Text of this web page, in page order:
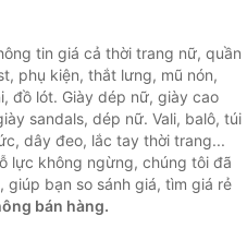
tin giá cả thời trang nữ, quần
phụ kiện, thắt lưng, mũ nón,
đồ lót. Giày dép nữ, giày cao
sandals, dép nữ. Vali, balô, túi
dây đeo, lắc tay thời trang...
lực không ngừng, chúng tôi đã
bạn so sánh giá, tìm giá rẻ
bán hàng.